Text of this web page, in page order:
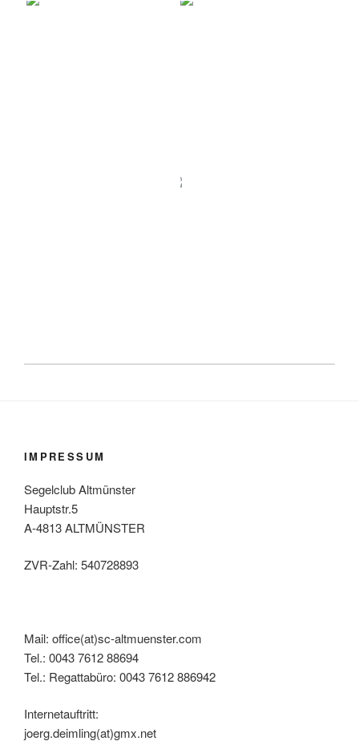
IMPRESSUM
Segelclub Altmünster
Hauptstr.5
A-4813 ALTMÜNSTER
ZVR-Zahl: 540728893
Mail: office(at)sc-altmuenster.com
Tel.: 0043 7612 88694
Tel.: Regattabüro: 0043 7612 886942
Internetauftritt:
joerg.deimling(at)gmx.net